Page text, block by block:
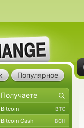
Популярное
Bitcoin BTC
Bitcoin Cash BCH